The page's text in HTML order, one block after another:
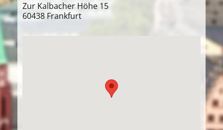
Zur Kalbacher Höhe 15
60438 Frankfurt